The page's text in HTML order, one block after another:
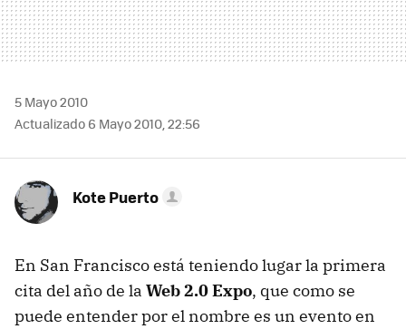
5 Mayo 2010
Actualizado 6 Mayo 2010, 22:56
Kote Puerto
En San Francisco está teniendo lugar la primera
cita del año de la Web 2.0 Expo, que como se
puede entender por el nombre es un evento en